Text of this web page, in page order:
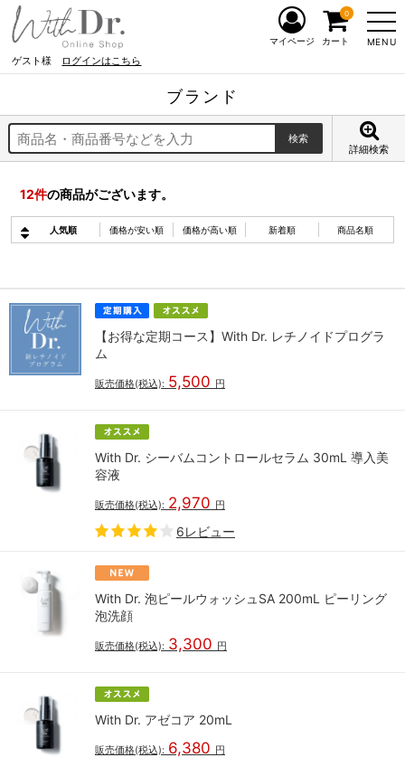
ゲスト様 ログインはこちら
MENU
マイページ カート
0
ブランド
詳細検索
12件の商品がございます。
人気順 価格が安い順 価格が高い順 新着順 商品名順
【お得な定期コース】With Dr. レチノイドプログラ
ム
販売価格(税込): 5,500 円
With Dr. シーバムコントロールセラム 30mL 導入美
容液
販売価格(税込): 2,970 円
6レビュー
With Dr. 泡ピールウォッシュSA 200mL ピーリング
泡洗顔
販売価格(税込): 3,300 円
With Dr. アゼコア 20mL
販売価格(税込): 6,380 円